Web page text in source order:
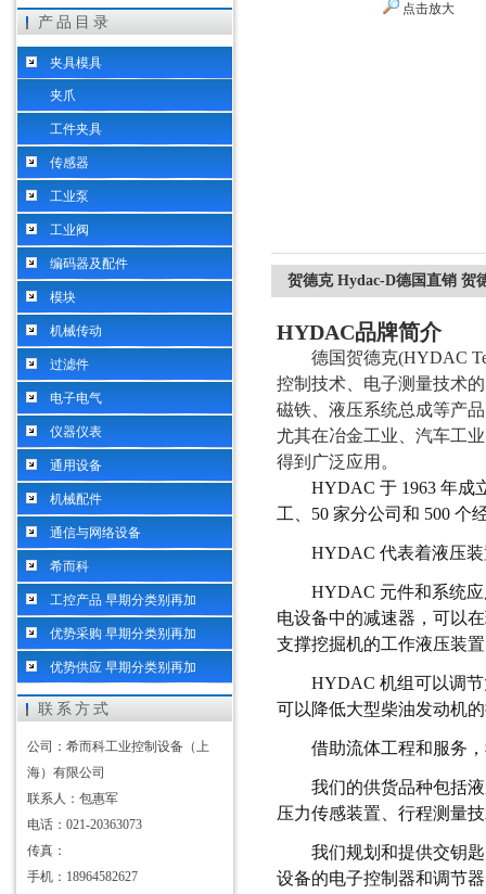
希而科工业控制设备（上海）有限公司
产品目录
夹具模具
夹爪
工件夹具
传感器
工业泵
工业阀
编码器及配件
模块
机械传动
过滤件
电子电气
仪器仪表
通用设备
机械配件
通信与网络设备
希而科
工控产品 早期分类别再加
优势采购 早期分类别再加
优势供应 早期分类别再加
联系方式
公司：希而科工业控制设备（上
海）有限公司
联系人：包惠军
电话：021-20363073
传真：
手机：18964582627
点击放大
贺德克 Hydac-D德国直销 贺
HYDAC品牌简介
德国贺德克(HYDAC
控制技术、电子测量技术
磁铁、液压系统总成等产
尤其在冶金工业、汽车工
得到广泛应用。
HYDAC 于 1963 年成
工、50 家分公司和 500 个
HYDAC 代表着液压
HYDAC 元件和系统
电设备中的减速器，可以
支撑挖掘机的工作液压装
HYDAC 机组可以调
可以降低大型柴油发动机
借助流体工程和服务
我们的供货品种包括
压力传感装置、行程测量
我们规划和提供交钥
设备的电子控制器和调节